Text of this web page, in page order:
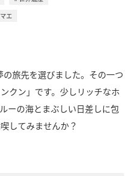
エ
旅先を選びました。その一つ
クン」です。少しリッチなホ
ーの海とまぶしい日差しに包
してみませんか？